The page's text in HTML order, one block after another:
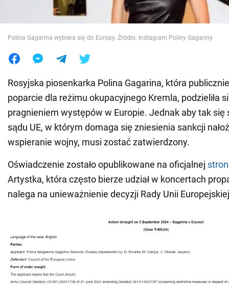
Jedzenie
Polina Gagarina wybiera się do Europy. Źródło: Instagram Poliny Gagariny
Rosyjska piosenkarka Polina Gagarina, która
poparcie dla reżimu okupacyjnego Kremla, podzieliła
pragnieniem występów w Europie. Jednak aby tak się
sądu UE, w którym domaga się zniesienia sankcji
wspieranie wojny, musi zostać zatwierdzony.
Oświadczenie zostało opublikowane na oficjalnej
Artystka, która często bierze udział w koncertach
nalega na unieważnienie decyzji Rady Unii